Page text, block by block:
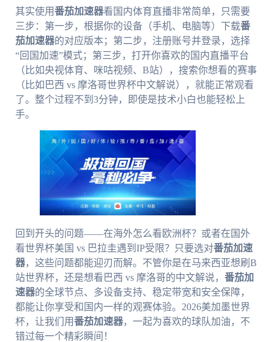
其实使用番茄加速器看国内体育直播非常简单，只需要
三步：第一步，根据你的设备（手机、电脑等）下载番
茄加速器的对应版本；第二步，注册账号并登录，选择
“回国加速”模式；第三步，打开你喜欢的国内直播平台
（比如央视体育、咪咕视频、B站），搜索你想看的赛事
（比如巴西 vs 摩洛哥世界杯中文解说），就能正常观看
了。整个过程不到3分钟，即使是技术小白也能轻松上
手。
回到开头的问题——在海外怎么看欧洲杯？或者在国外
看世界杯美国 vs 巴拉圭遇到IP受限？只要选对番茄加速
器，这些问题都能迎刃而解。不管你是在马来西亚想刷B
站世界杯，还是想看巴西 vs 摩洛哥的中文解说， 番茄加
速器的全球节点、多设备支持、稳定带宽和安全保障，
都能让你享受和国内一样的观赛体验。2026美加墨世界
杯，让我们用番茄加速器，一起为喜欢的球队加油，不
错过每一个精彩瞬间！